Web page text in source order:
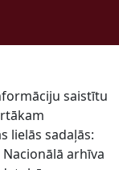
saistītu
lielās sadaļās:
arhīva